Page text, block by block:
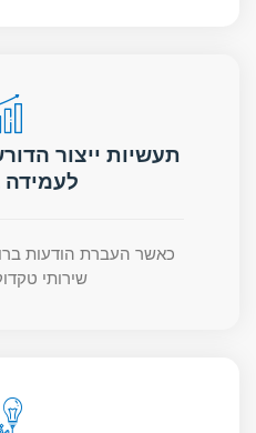
תעשיות ייצור
לעמידה
כאשר העברת הודעות
שירותי